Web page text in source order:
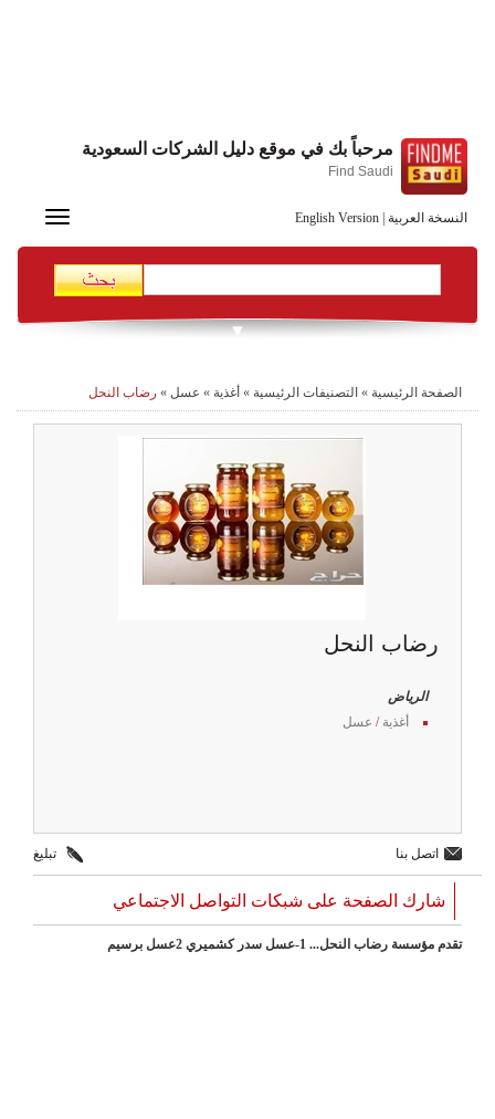
النسخة العربية English Version
مرحباً بك في موقع دليل الشركات السعودية
Find Saudi
Toggle
الصفحة الرئيسية » التصنيفات الرئيسية » أغذية » عسل » رضاب النحل
رضاب النحل
الرياض
أغذية / عسل
اتصل بنا تبليغ
شارك الصفحة على شبكات التواصل الاجتماعي
تقدم مؤسسة رضاب النحل... 1-عسل سدر كشميري 2عسل برسيم